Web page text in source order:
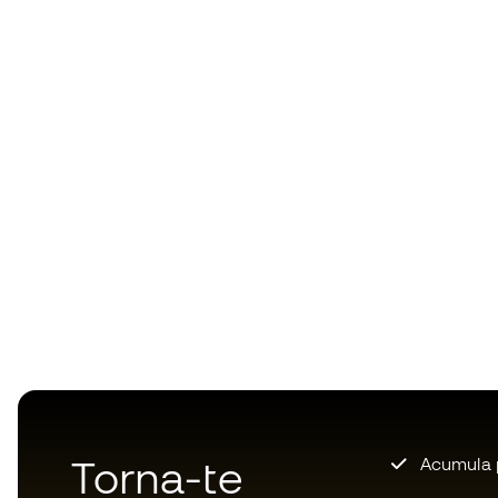
Torna-te
Acumula